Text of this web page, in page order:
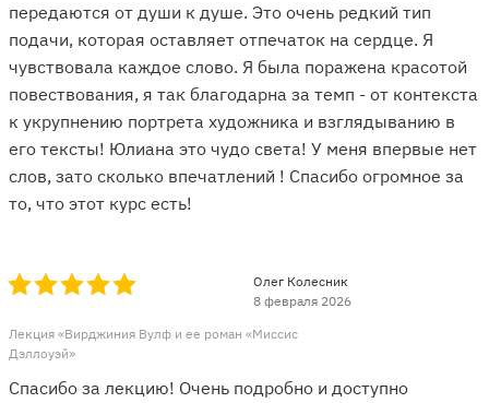
передаются от души к душе. Это очень редкий тип
подачи, которая оставляет отпечаток на сердце. Я
чувствовала каждое слово. Я была поражена красотой
повествования, я так благодарна за темп - от контекста
к укрупнению портрета художника и взглядыванию в
его тексты! Юлиана это чудо света! У меня впервые нет
слов, зато сколько впечатлений ! Спасибо огромное за
то, что этот курс есть!
Лекция «Вирджиния Вулф и ее роман «Миссис
Дэллоуэй»
Олег Колесник
8 февраля 2026
Спасибо за лекцию! Очень подробно и доступно